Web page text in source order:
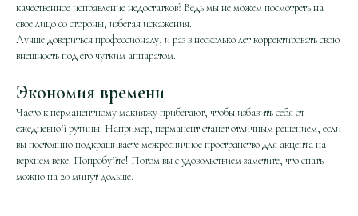
качественное исправление недостатков? Ведь мы не можем посмотреть на
свое лицо со стороны, избегая искажения.
Лучше довериться профессионалу, и раз в несколько лет корректировать свою
внешность под его чутким аппаратом.
Экономия времени
Часто к перманентному макияжу прибегают, чтобы избавить себя от
ежедневной рутины. Например, перманент станет отличным решением, если
вы постоянно подкрашиваете межресничное пространство для акцента на
верхнем веке. Попробуйте! Потом вы с удовольствием заметите, что спать
можно на 20 минут дольше.